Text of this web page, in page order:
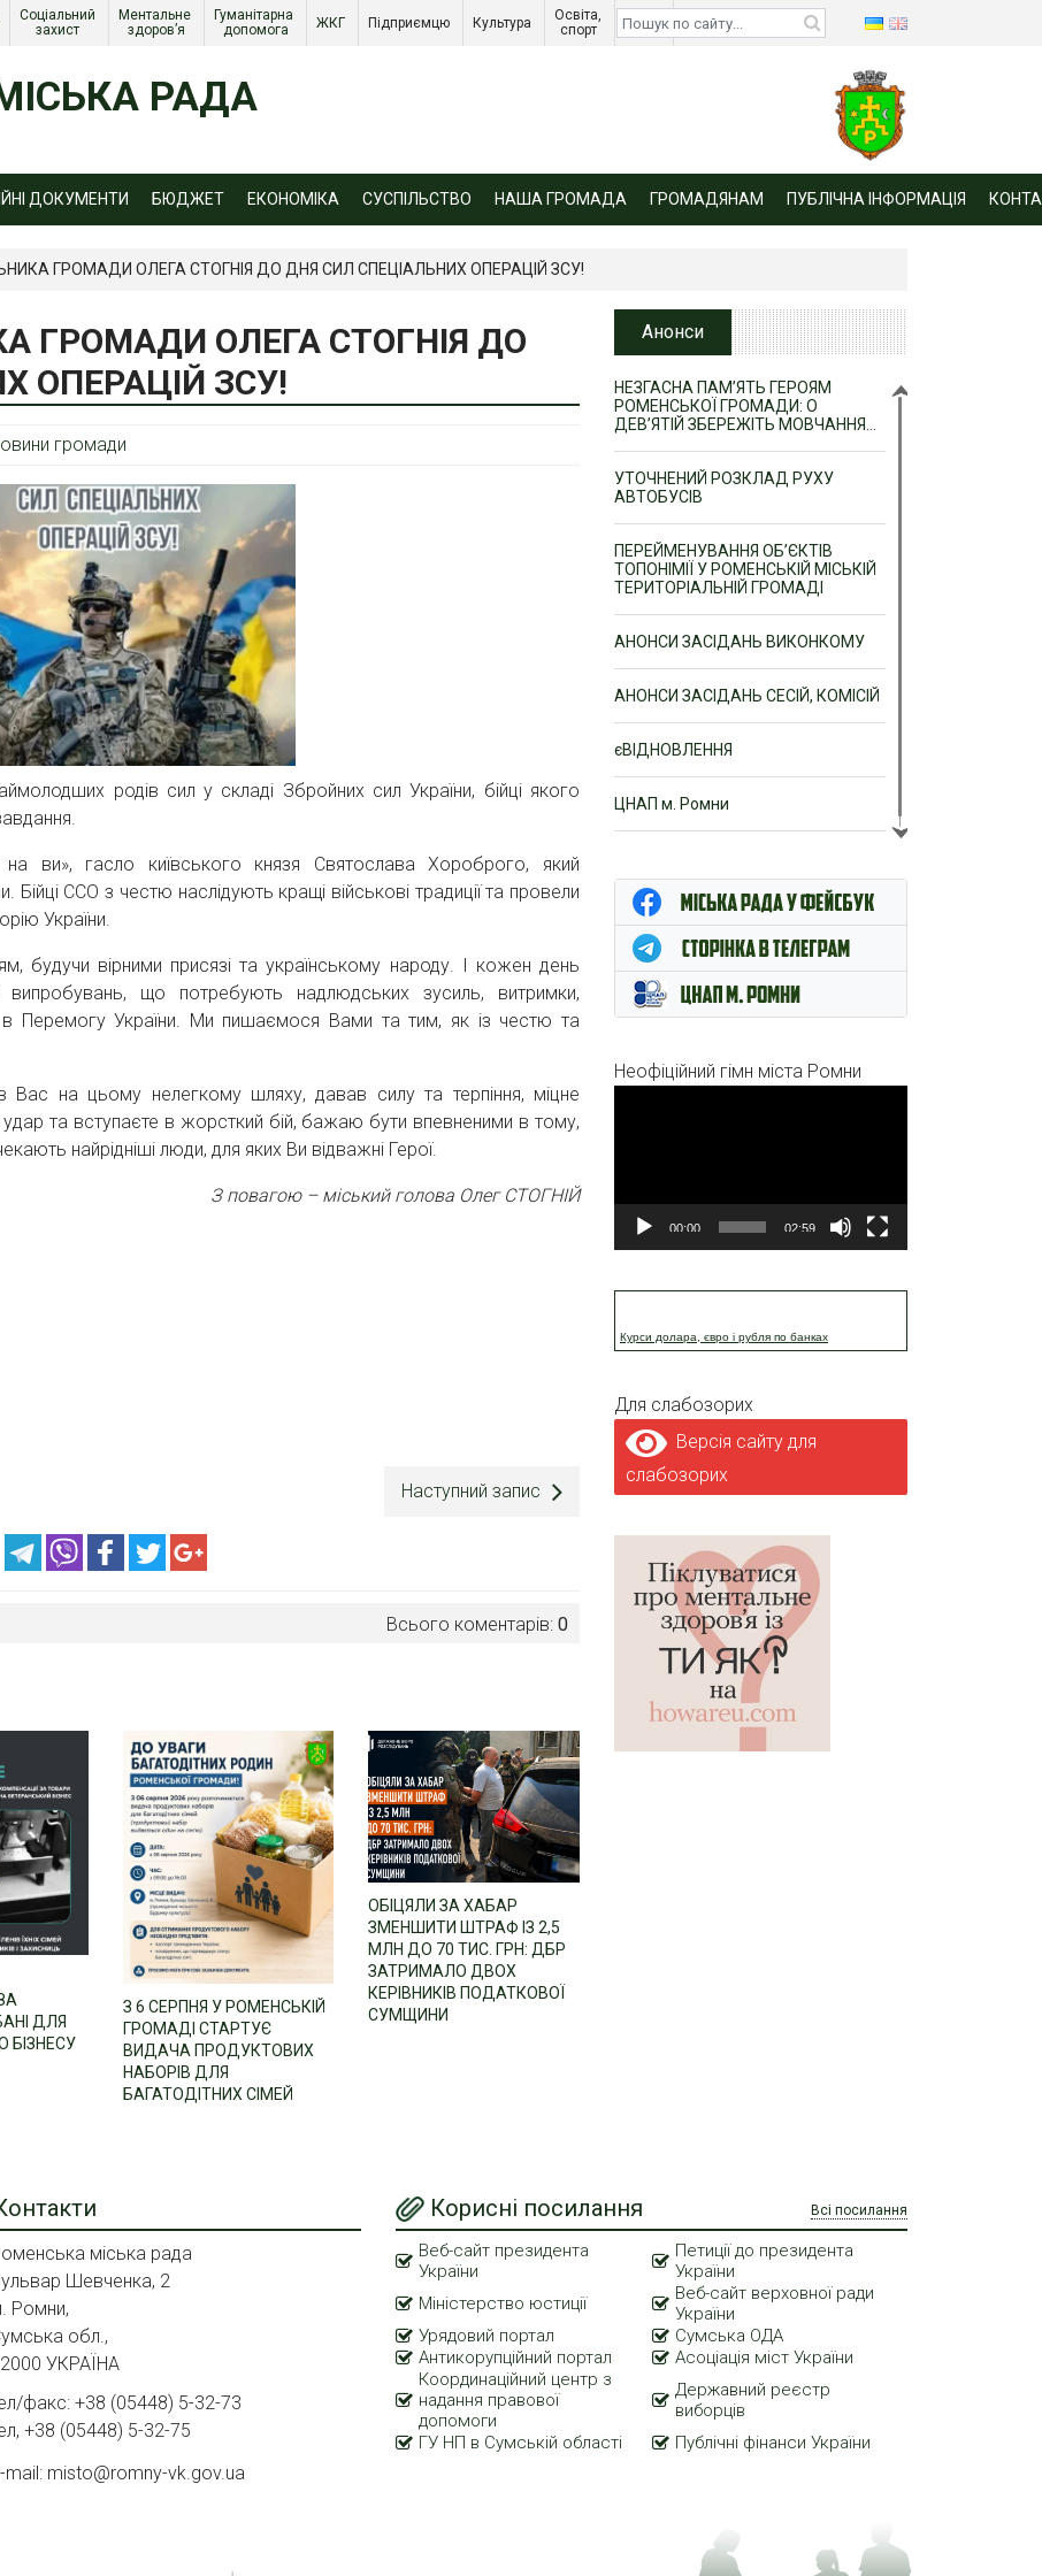
Соціальний
захист
Ментальне
здоров’я
Гуманітарна
допомога
ЖКГ Підприємцю Культура
Освіта,
спорт
Діти
війни
РАДА
ДОКУМЕНТИ БЮДЖЕТ ЕКОНОМІКА СУСПІЛЬСТВО НАША ГРОМАДА ГРОМАДЯНАМ ПУБЛІЧНА ІНФОРМАЦІЯ
ГРОМАДИ ОЛЕГА СТОГНІЯ ДО ДНЯ СИЛ СПЕЦІАЛЬНИХ ОПЕРАЦІЙ ЗСУ!
ГРОМАДИ ОЛЕГА СТОГНІЯ ДО
ОПЕРАЦІЙ ЗСУ!
громади
родів сил у складі Збройних сил України, бійці якого
ви», гасло київського князя Святослава Хороброго, який
ССО з честю наслідують кращі військові традиції та провели
України.
будучи вірними присязі та українському народу. І кожен день
що потребують надлюдських зусиль, витримки,
в Перемогу України. Ми пишаємося Вами та тим, як із честю та
на цьому нелегкому шляху, давав силу та терпіння, міцне
та вступаєте в жорсткий бій, бажаю бути впевненими в тому,
найрідніші люди, для яких Ви відважні Герої.
З повагою – міський голова Олег СТОГНІЙ
Наступний запис
Всього коментарів: 0
ДЛЯ
БІЗНЕСУ
З 6 СЕРПНЯ У РОМЕНСЬКІЙ
ГРОМАДІ СТАРТУЄ
ВИДАЧА ПРОДУКТОВИХ
НАБОРІВ ДЛЯ
БАГАТОДІТНИХ СІМЕЙ
ОБІЦЯЛИ ЗА ХАБАР
ЗМЕНШИТИ ШТРАФ ІЗ 2,5
МЛН ДО 70 ТИС. ГРН: ДБР
ЗАТРИМАЛО ДВОХ
КЕРІВНИКІВ ПОДАТКОВОЇ
СУМЩИНИ
Анонси
НЕЗГАСНА ПАМ’ЯТЬ ГЕРОЯМ
РОМЕНСЬКОЇ ГРОМАДИ: О
ДЕВ’ЯТІЙ ЗБЕРЕЖІТЬ МОВЧАННЯ…
УТОЧНЕНИЙ РОЗКЛАД РУХУ
АВТОБУСІВ
ПЕРЕЙМЕНУВАННЯ ОБ’ЄКТІВ
ТОПОНІМІЇ У РОМЕНСЬКІЙ МІСЬКІЙ
ТЕРИТОРІАЛЬНІЙ ГРОМАДІ
АНОНСИ ЗАСІДАНЬ ВИКОНКОМУ
АНОНСИ ЗАСІДАНЬ СЕСІЙ, КОМІСІЙ
єВІДНОВЛЕННЯ
ЦНАП м. Ромни
Неофіційний гімн міста Ромни
00:00 02:59
Курси долара, євро і рубля по банках
Для слабозорих
Версія сайту для
слабозорих
міська рада
Шевченка, 2
Ромни,
обл.,
УКРАЇНА
факс: +38 (05448) 5-32-73
+38 (05448) 5-32-75
mail: misto@romny-vk.gov.ua
Корисні посилання Всі посилання
Веб-сайт президента
України
Петиції до президента
України
Міністерство юстиції
Веб-сайт верховної ради
України
Урядовий портал
Сумська ОДА
Антикорупційний портал
Асоціація міст України
Координаційний центр з
надання правової
допомоги
Державний реєстр
виборців
ГУ НП в Сумській області
Публічні фінанси України